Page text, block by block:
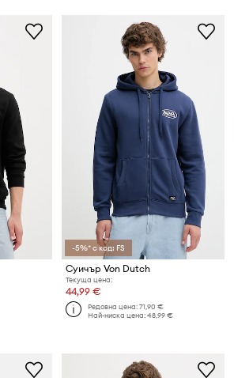
-5%* с код: FS
Суичър Von Dutch
Текуща цена:
44,99 €
Редовна цена:71,90 €
Най-ниска цена:48,99 €